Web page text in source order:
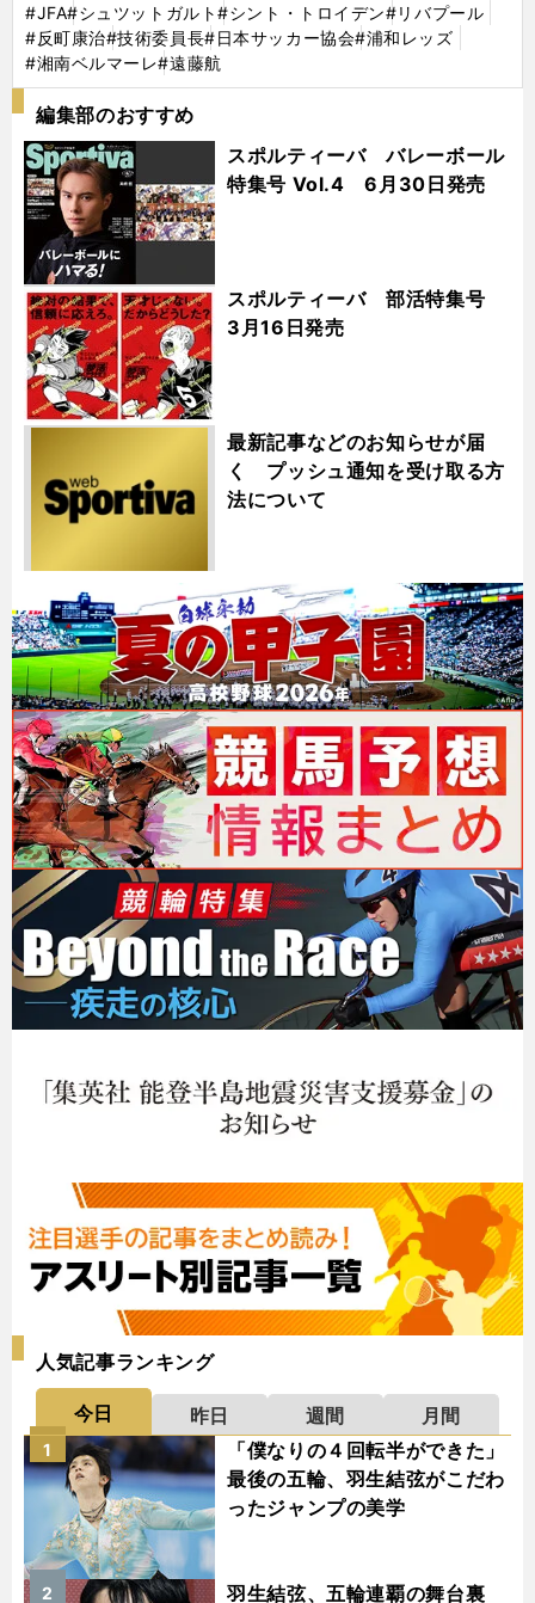
#JFA#シュツットガルト#シント・トロイデン#リバプール
#反町康治#技術委員長#日本サッカー協会#浦和レッズ
#湘南ベルマーレ#遠藤航
編集部のおすすめ
スポルティーバ バレーボール
特集号 Vol.4 6月30日発売
スポルティーバ 部活特集号
3月16日発売
最新記事などのお知らせが届
く プッシュ通知を受け取る方
法について
人気記事ランキング
今日 昨日 週間
月間
「僕なりの４回転半ができた」
最後の五輪、羽生結弦がこだわ
ったジャンプの美学
1
羽生結弦、五輪連覇の舞台裏
2